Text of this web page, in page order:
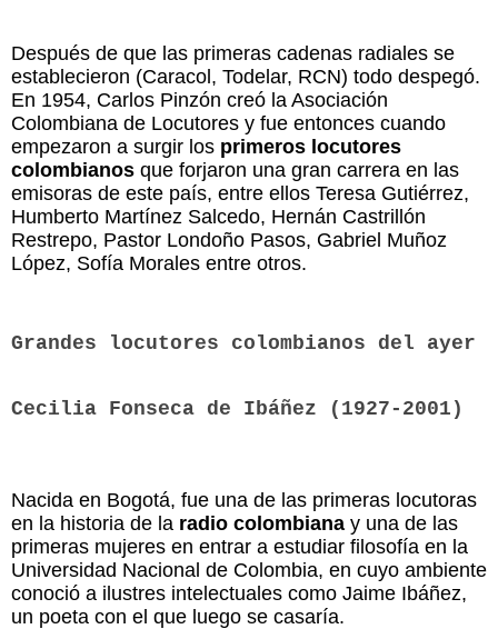
Después de que las primeras cadenas radiales se
establecieron (Caracol, Todelar, RCN) todo despegó.
En 1954, Carlos Pinzón creó la Asociación
Colombiana de Locutores y fue entonces cuando
empezaron a surgir los primeros locutores
colombianos que forjaron una gran carrera en las
emisoras de este país, entre ellos Teresa Gutiérrez,
Humberto Martínez Salcedo, Hernán Castrillón
Restrepo, Pastor Londoño Pasos, Gabriel Muñoz
López, Sofía Morales entre otros.
Grandes locutores colombianos del ayer
Cecilia Fonseca de Ibáñez (1927-2001)
Nacida en Bogotá, fue una de las primeras locutoras
en la historia de la radio colombiana y una de las
primeras mujeres en entrar a estudiar filosofía en la
Universidad Nacional de Colombia, en cuyo ambiente
conoció a ilustres intelectuales como Jaime Ibáñez,
un poeta con el que luego se casaría.